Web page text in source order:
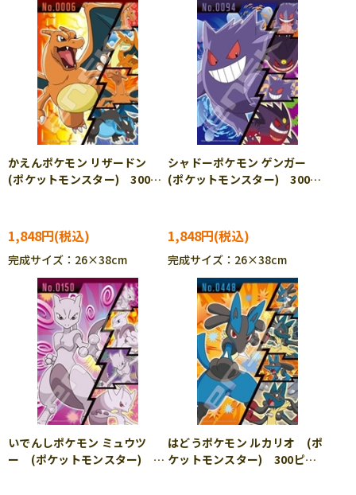
かえんポケモン リザードン
(ポケットモンスター) 300ピ
1,848円
完成サイズ：26×38cm
シャドーポケモン ゲンガー
(ポケットモンスター) 300ピ
1,848円
完成サイズ：26×38cm
いでんしポケモン ミュウツ
ー (ポケットモンスター)
はどうポケモン ルカリオ (ポ
ケットモンスター) 300ピー